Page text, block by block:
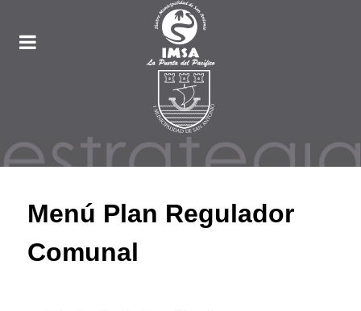
Menú Plan Regulador
Comunal